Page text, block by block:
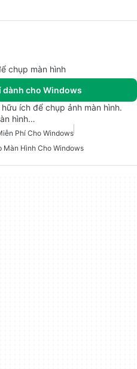
chụp màn hình
dành cho Windows
ích để chụp ảnh màn hình.
hình…
Phí Cho Windows
Màn Hình Cho Windows